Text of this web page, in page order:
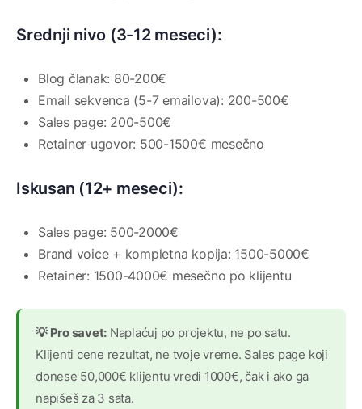
Srednji nivo (3-12 meseci):
Blog članak: 80-200€
Email sekvenca (5-7 emailova): 200-500€
Sales page: 200-500€
Retainer ugovor: 500-1500€ mesečno
Iskusan (12+ meseci):
Sales page: 500-2000€
Brand voice + kompletna kopija: 1500-5000€
Retainer: 1500-4000€ mesečno po klijentu
💡 Pro savet: Naplaćuj po projektu, ne po satu.
Klijenti cene rezultat, ne tvoje vreme. Sales page koji
donese 50,000€ klijentu vredi 1000€, čak i ako ga
napišeš za 3 sata.